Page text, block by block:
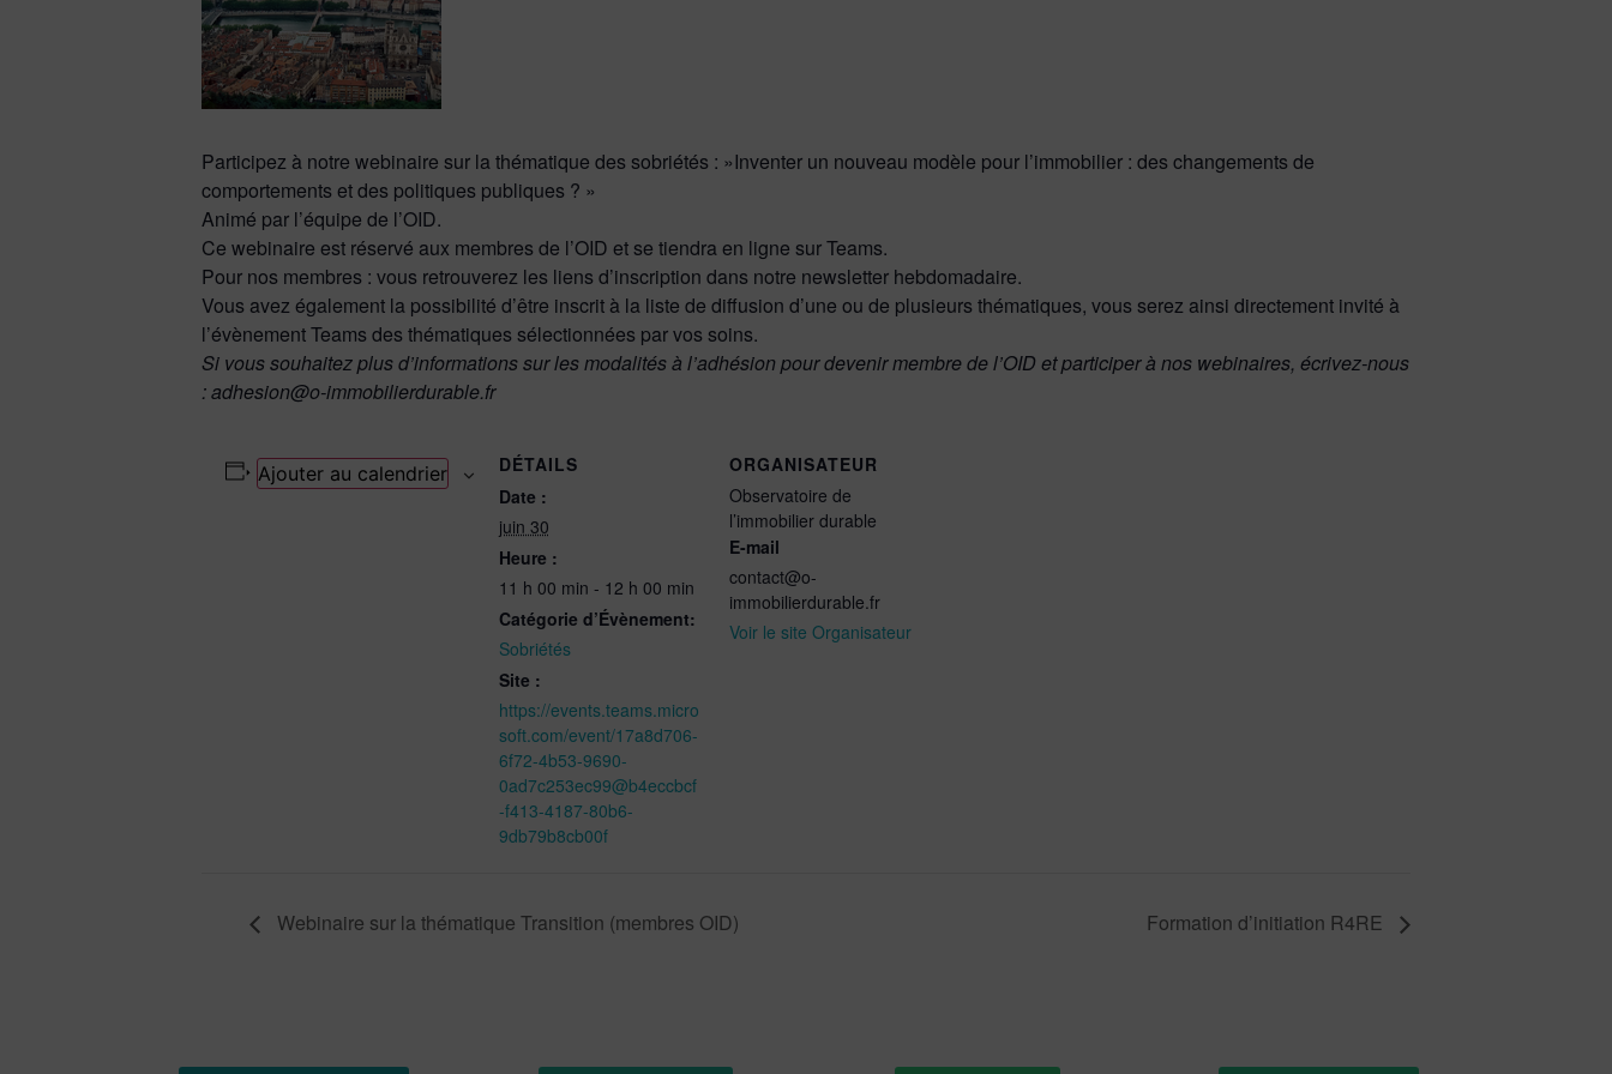
Participez à notre webinaire sur la thématique des sobriétés : »Inventer un nouveau modèle pour l’immobilier : des changements de
comportements et des politiques publiques ? »
Animé par l’équipe de l’OID.
Ce webinaire est réservé aux membres de l’OID et se tiendra en ligne sur Teams.
Pour nos membres : vous retrouverez les liens d’inscription dans notre newsletter hebdomadaire.
Vous avez également la possibilité d’être inscrit à la liste de diffusion d’une ou de plusieurs thématiques, vous serez ainsi directement invité à
l’évènement Teams des thématiques sélectionnées par vos soins.
Si vous souhaitez plus d’informations sur les modalités à l’adhésion pour devenir membre de l’OID et participer à nos webinaires, écrivez-nous
: adhesion@o-immobilierdurable.fr
Ajouter au calendrier
DÉTAILS
Date :
juin 30
Heure :
11 h 00 min - 12 h 00 min
Catégorie d’Évènement:
Sobriétés
Site :
https://events.teams.micro
soft.com/event/17a8d706-
6f72-4b53-9690-
0ad7c253ec99@b4eccbcf
-f413-4187-80b6-
9db79b8cb00f
ORGANISATEUR
Observatoire de
l’immobilier durable
E-mail
contact@o-
immobilierdurable.fr
Voir le site Organisateur
Webinaire sur la thématique Transition (membres OID) Formation d’initiation R4RE